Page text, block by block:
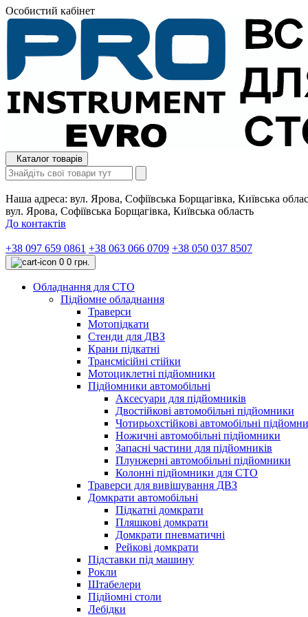
Особистий кабінет
Каталог товарів
Наша адреса: вул. Ярова, Софіївська Борщагівка, Київська
вул. Ярова, Софіївська Борщагівка, Київська область
До контактів
+38 097 659 0861 +38 063 066 0709 +38 050 037 8507
0 0 грн.
Обладнання для СТО
Підйомне обладнання
Траверси
Мотопідкати
Стенди для ДВЗ
Крани підкатні
Трансмісійні стійки
Мотоциклетні підйомники
Підйомники автомобільні
Аксесуари для підйомників
Двостійкові автомобільні підйомники
Чотирьохстійкові автомобільні
Ножичні автомобільні підйомники
Запасні частини для підйомників
Плунжерні автомобільні підйомники
Колонні підйомники для СТО
Траверси для вивішування ДВЗ
Домкрати автомобільні
Підкатні домкрати
Пляшкові домкрати
Домкрати пневматичні
Рейкові домкрати
Підставки під машину
Рокли
Штабелери
Підйомні столи
Лебідки